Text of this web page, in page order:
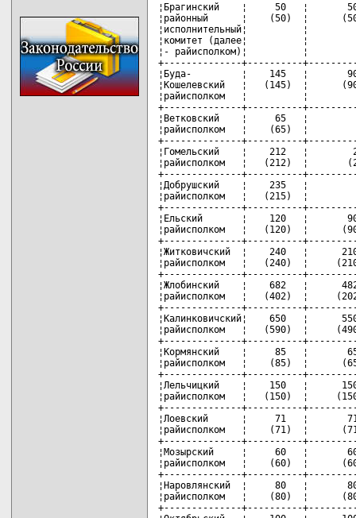
¦Брагинский    ¦     50   ¦
¦районный      ¦    (50)  ¦
¦исполнительный¦
¦комитет (далее¦          ¦
¦- райисполком)¦          ¦
+--------------+----------
¦Буда-         ¦    145   ¦
¦Кошелевский   ¦   (145)  ¦
¦райисполком   ¦          ¦
+--------------+----------
¦Ветковский    ¦     65   ¦
¦райисполком   ¦    (65)  ¦
+--------------+----------
¦Гомельский    ¦    212   ¦
¦райисполком   ¦   (212)  ¦
+--------------+----------
¦Добрушский    ¦    235   ¦
¦райисполком   ¦   (215)  ¦
+--------------+----------
¦Ельский       ¦    120   ¦
¦райисполком   ¦   (120)  ¦
+--------------+----------
¦Житковичский  ¦    240   ¦
¦райисполком   ¦   (240)  ¦
+--------------+----------
¦Жлобинский    ¦    682   ¦
¦райисполком   ¦   (402)  ¦
+--------------+----------
¦Калинковичский¦    650   ¦
¦райисполком   ¦   (590)  ¦
+--------------+----------
¦Кормянский    ¦     85   ¦
¦райисполком   ¦    (85)  ¦
+--------------+----------
¦Лельчицкий    ¦    150   ¦
¦райисполком   ¦   (150)  ¦
+--------------+----------
¦Лоевский      ¦     71   ¦
¦райисполком   ¦    (71)  ¦
+--------------+----------
¦Мозырский     ¦     60   ¦
¦райисполком   ¦    (60)  ¦
+--------------+----------
¦Наровлянский  ¦     80   ¦
¦райисполком   ¦    (80)  ¦
+--------------+----------